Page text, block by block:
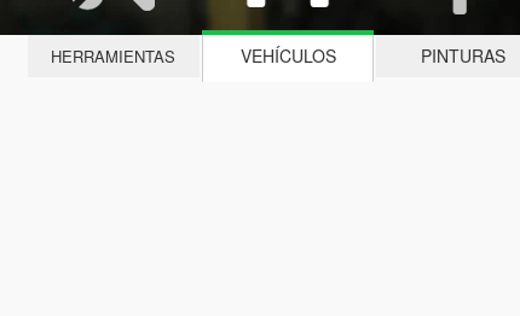
HERRAMIENTAS VEHÍCULOS PINTURAS